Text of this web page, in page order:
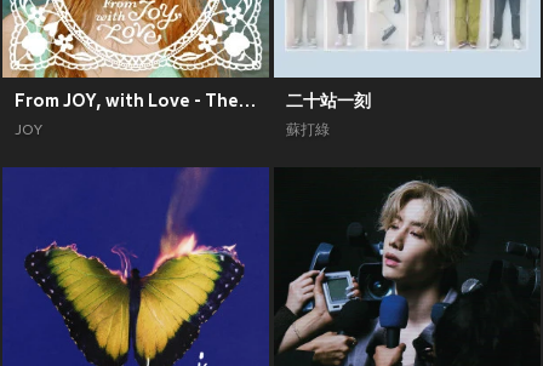
From JOY, with Love - The 1st Mini Album
JOY
二十站一刻
蘇打綠